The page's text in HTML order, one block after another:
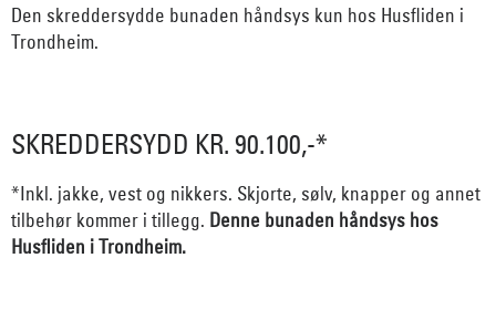
Den skreddersydde bunaden håndsys kun hos Husfliden i
Trondheim.
SKREDDERSYDD KR. 90.100,-*
*Inkl. jakke, vest og nikkers. Skjorte, sølv, knapper og annet
tilbehør kommer i tillegg. Denne bunaden håndsys hos
Husfliden i Trondheim.